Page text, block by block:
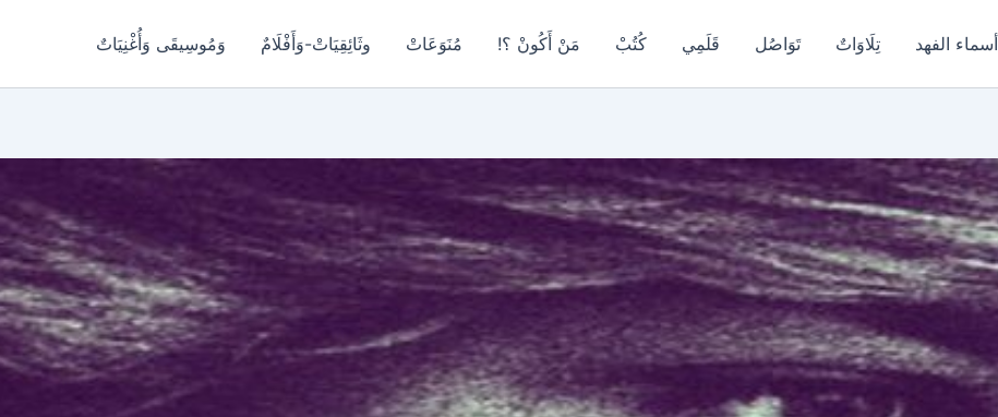
أسماء الفهد تِلَاوَاتٌ تَوَاصُل قَلَمِي كُتُبْ مَنْ أَكُونْ ؟! مُنَوَعَاتْ وثَائِقِيَاتْ-وَأَفْلَامٌ وَمُوسِيقَى وَأُغْنِيَاتٌ